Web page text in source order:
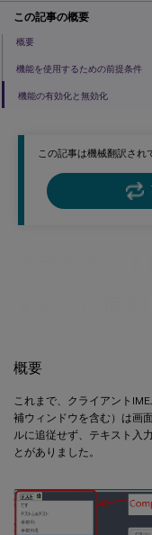
この記事は機械翻訳され
概要
これまで、クライアント
補ウィンドウを含む）は画
ルに追従せず、テキスト入
とがありました。
この記事の概要
概要
機能を使用するための前提条件
機能の有効化と無効化